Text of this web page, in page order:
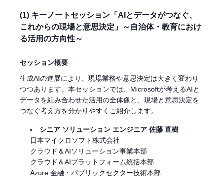
(1) キーノートセッション「AIとデータがつなぐ、
これからの現場と意思決定」～自治体・教育におけ
る活用の方向性～
セッション概要
生成AIの進展により、現場業務や意思決定は大きく変わり
つつあります。本セッションでは、Microsoftが考えるAIと
データを組み合わせた活用の全体像と、現場と意思決定を
つなぐ考え方を分かりやすくご紹介します。
シニア ソリューション エンジニア 佐藤 直樹
日本マイクロソフト株式会社
クラウド＆AIソリューション事業本部
クラウド＆AIプラットフォーム統括本部
Azure 金融・パブリックセクター技術本部